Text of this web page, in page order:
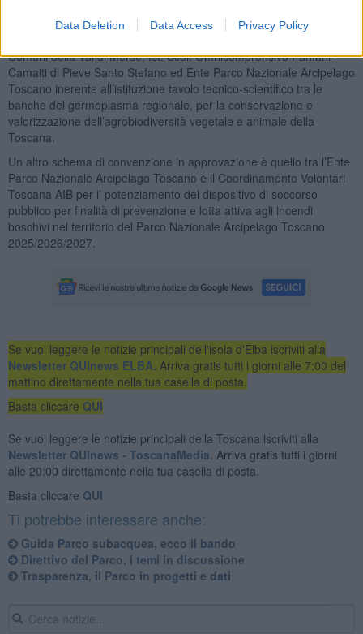
Data Deletion Data Access Privacy Policy
DISAAa-UNIPI, DISV-UNIPI, CNR-IBE, Unione dei Comuni del
Comuni della Val di Merse, Ist. Scol. Omnicomprensivo Fanfani-
Camaiti di Pieve Santo Stefano ed Ente Parco Nazionale Arcipelago
Toscano inerente all’istituzione tavolo tecnico-scientifico tra le
banche del germoplasma regionale, per la conservazione e
valorizzazione dell’agrobiodiversità vegetale e animale della
Toscana.
Un altro schema di convenzione in approvazione è quello tra l’Ente
Parco Nazionale Arcipelago Toscano e il Coordinamento Volontari
Toscana AIB per il potenziamento del dispositivo di soccorso
pubblico per finalità di prevenzione e lotta attiva agli incendi
boschivi nel territorio del Parco Nazionale Arcipelago Toscano
2025/2026/2027.
Se vuoi leggere le notizie principali dell'isola d'Elba iscriviti alla
Newsletter QUInews ELBA. Arriva gratis tutti i giorni alle 7:00 del
mattino direttamente nella tua casella di posta.
Basta cliccare QUI
Se vuoi leggere le notizie principali della Toscana iscriviti alla
Newsletter QUInews - ToscanaMedia. Arriva gratis tutti i giorni
alle 20:00 direttamente nella tua casella di posta.
Basta cliccare QUI
Ti potrebbe interessare anche:
Guida Parco subacquea, ecco il bando
Direttivo del Parco, i temi in discussione
Trasparenza, il Parco in progetti e dati